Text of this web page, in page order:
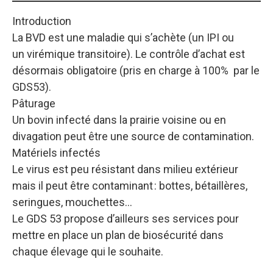
Introduction
La BVD est une maladie qui s’achète (un IPI ou
un virémique transitoire). Le contrôle d’achat est
désormais obligatoire (pris en charge à 100% par le
GDS53).
Pâturage
Un bovin infecté dans la prairie voisine ou en
divagation peut être une source de contamination.
Matériels infectés
Le virus est peu résistant dans milieu extérieur
mais il peut être contaminant : bottes, bétaillères,
seringues, mouchettes…
Le GDS 53 propose d’ailleurs ses services pour
mettre en place un plan de biosécurité dans
chaque élevage qui le souhaite.